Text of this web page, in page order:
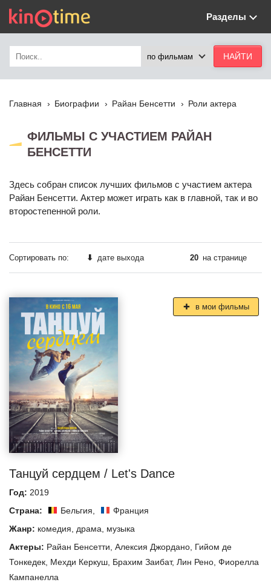
Разделы
Главная Биографии Райан Бенсетти Роли актера
ФИЛЬМЫ С УЧАСТИЕМ РАЙАН
БЕНСЕТТИ
Здесь собран список лучших фильмов с участием актера
Райан Бенсетти. Актер может играть как в главной, так и во
второстепенной роли.
Сортировать по: ⬇ дате выхода 20 на странице
Танцуй сердцем / Let's Dance
Год: 2019
Страна:
Бельгия
Франция
Жанр: комедия драма
музыка
Актеры: Райан Бенсетти Алексия Джордано Гийом де
Тонкедек Мехди Керкуш Брахим Заибат, Лин Рено Фиорелла
Кампанелла
в мои фильмы